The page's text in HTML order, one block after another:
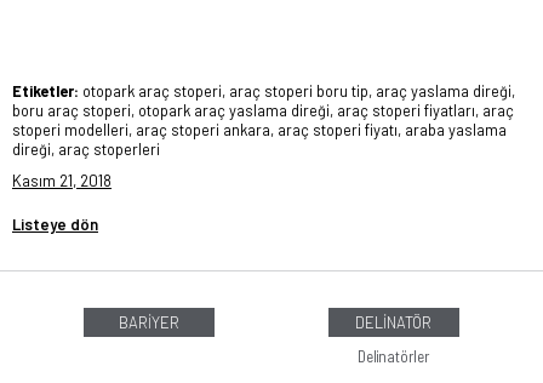
Etiketler: otopark araç stoperi, araç stoperi boru tip, araç yaslama direği,
boru araç stoperi, otopark araç yaslama direği, araç stoperi fiyatları, araç
stoperi modelleri, araç stoperi ankara, araç stoperi fiyatı, araba yaslama
direği, araç stoperleri
Kasım 21, 2018
Listeye dön
BARİYER
DELİNATÖR
Delinatörler